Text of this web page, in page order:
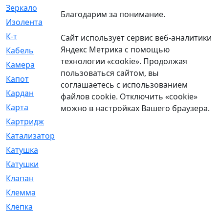
Зеркало
Изолента
[1]
К-т
[13]
Кабель
[50]
Камера
[4]
Капот
[144]
Кардан
[131]
Карта
[2]
Картридж
Катализатор
Катушка
Катушки
Клапан
Клемма
Клёпка
Благодарим за понимание.
Сайт использует сервис веб-аналитики
Яндекс Метрика с помощью
технологии «cookie». Продолжая
пользоваться сайтом, вы
соглашаетесь с использованием
файлов cookie. Отключить «cookie»
можно в настройках Вашего браузера.